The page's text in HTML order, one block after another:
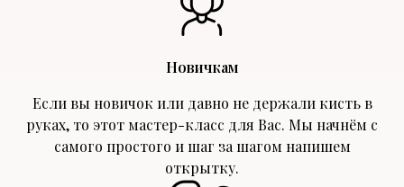
Новичкам
Если вы новичок или давно не держали кисть в
руках, то этот мастер-класс для Вас. Мы начнём с
самого простого и шаг за шагом напишем
открытку.